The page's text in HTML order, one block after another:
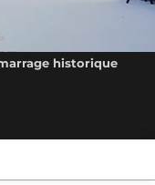
historique